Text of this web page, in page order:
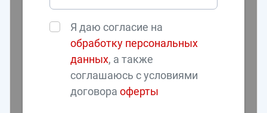
Я даю согласие на
обработку персональных
данных, а также
соглашаюсь с условиями
договораоферты